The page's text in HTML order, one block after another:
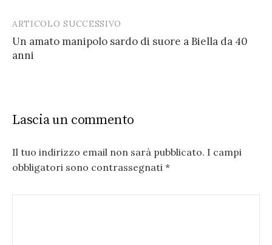
ARTICOLO SUCCESSIVO
Un amato manipolo sardo di suore a Biella da 40
anni
Lascia un commento
Il tuo indirizzo email non sarà pubblicato. I campi
obbligatori sono contrassegnati *